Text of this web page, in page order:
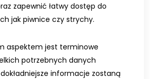
zapewnić łatwy dostęp do
jak piwnice czy strychy.
aspektem jest terminowe
potrzebnych danych
informacje zostaną